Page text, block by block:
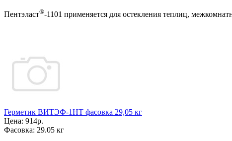
Пентэласт®-1101 применяется для остекления теплиц,
Герметик ВИТЭФ-1НТ фасовка 29,05 кг
Цена: 914р.
Фасовка: 29.05 кг